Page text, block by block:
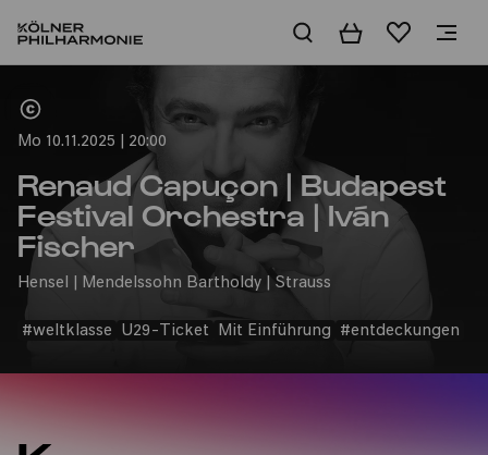
WarenkorbMerkliste
Mo 10.11.2025 | 20:00
Renaud Capuçon | Budapest
Festival Orchestra | Iván
Fischer
Hensel | Mendelssohn Bartholdy | Strauss
#weltklasse U29-Ticket Mit Einführung #entdeckungen